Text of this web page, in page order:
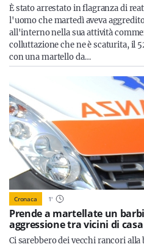
È stato arrestato in flagranza di
l'uomo che martedì aveva
all'interno nella sua attività
colluttazione che ne è scaturita, il
con una martello da…
Cronaca 1'
Prende a martellate un
aggressione tra vicini di casa
Ci sarebbero dei vecchi rancori